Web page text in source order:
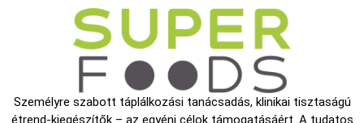
Személyre szabott táplálkozási tanácsadás, klinikai tisztaságú
étrend-kiegészítők – az egyéni célok támogatásáért. A tudatos